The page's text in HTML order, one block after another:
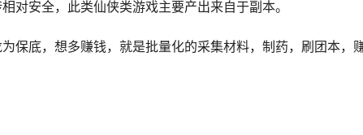
对安全，此类仙侠类游戏主要产出来自于副本。
保底，想多赚钱，就是批量化的采集材料，制药，刷团本，